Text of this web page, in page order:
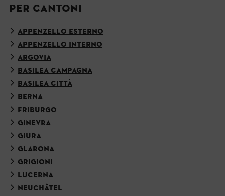
PER CANTONI
APPENZELLO ESTERNO
APPENZELLO INTERNO
ARGOVIA
BASILEA CAMPAGNA
BASILEA CITTÀ
BERNA
FRIBURGO
GINEVRA
GIURA
GLARONA
GRIGIONI
LUCERNA
NEUCHÂTEL